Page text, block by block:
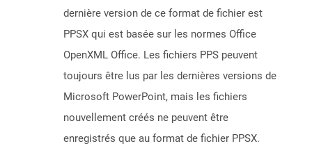
dernière version de ce format de fichier est
PPSX qui est basée sur les normes Office
OpenXML Office. Les fichiers PPS peuvent
toujours être lus par les dernières versions de
Microsoft PowerPoint, mais les fichiers
nouvellement créés ne peuvent être
enregistrés que au format de fichier PPSX.